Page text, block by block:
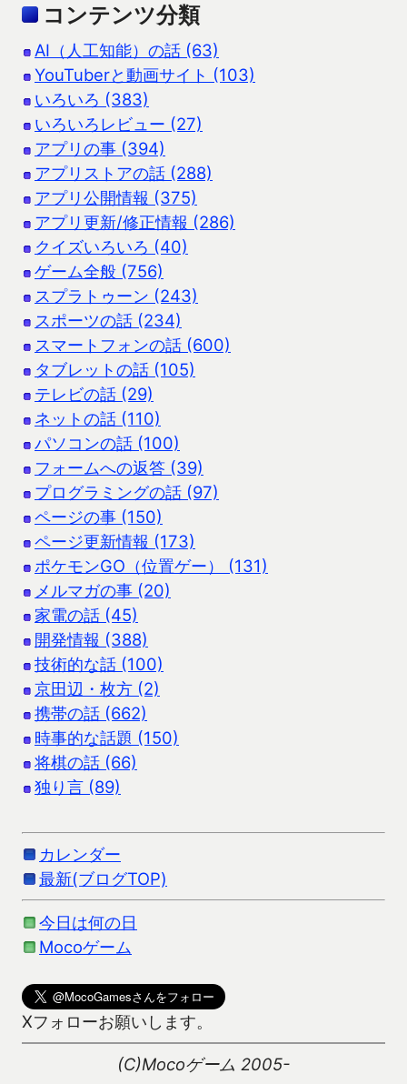
コンテンツ分類
AI（人工知能）の話 (63)
YouTuberと動画サイト (103)
いろいろ (383)
いろいろレビュー (27)
アプリの事 (394)
アプリストアの話 (288)
アプリ公開情報 (375)
アプリ更新/修正情報 (286)
クイズいろいろ (40)
ゲーム全般 (756)
スプラトゥーン (243)
スポーツの話 (234)
スマートフォンの話 (600)
タブレットの話 (105)
テレビの話 (29)
ネットの話 (110)
パソコンの話 (100)
フォームへの返答 (39)
プログラミングの話 (97)
ページの事 (150)
ページ更新情報 (173)
ポケモンGO（位置ゲー） (131)
メルマガの事 (20)
家電の話 (45)
開発情報 (388)
技術的な話 (100)
京田辺・枚方 (2)
携帯の話 (662)
時事的な話題 (150)
将棋の話 (66)
独り言 (89)
カレンダー
最新(ブログTOP)
今日は何の日
Mocoゲーム
Xフォローお願いします。
(C)Mocoゲーム 2005-